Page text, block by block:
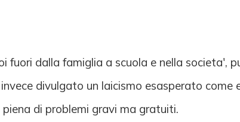
fuori dalla famiglia a scuola e nella societa',
divulgato un laicismo esasperato come
di problemi gravi ma gratuiti.